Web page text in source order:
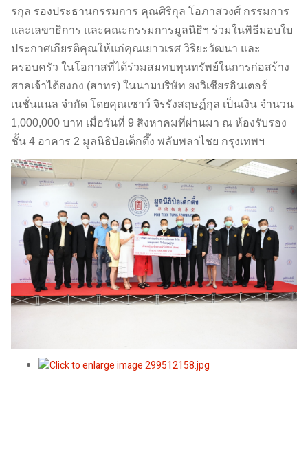
รกุล รองประธานกรรมการ คุณศิริกุล โอภาสวงศ์ กรรมการ
และเลขาธิการ และคณะกรรมการมูลนิธิฯ ร่วมในพิธีมอบใบ
ประกาศเกียรติคุณให้แก่คุณเยาวเรศ วิริยะวัฒนา และ
ครอบครัว ในโอกาสที่ได้ร่วมสมทบทุนทรัพย์ในการก่อสร้าง
ศาลเจ้าไต้ฮงกง (สาทร) ในนามบริษัท ยงวิเชียรอินเตอร์
เนชั่นแนล จำกัด โดยคุณเชาว์ จิรรังสฤษฏ์กุล เป็นเงิน จำนวน
1,000,000 บาท เมื่อวันที่ 9 สิงหาคมที่ผ่านมา ณ ห้องรับรอง
ชั้น 4 อาคาร 2 มูลนิธิป่อเต็กตึ๊ง พลับพลาไชย กรุงเทพฯ